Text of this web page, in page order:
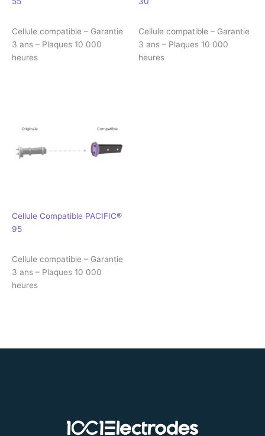
Cellule compatible – Garantie
3 ans – Plaques 10 000
heures
Cellule compatible – Garantie
3 ans – Plaques 10 000
heures
Cellule Compatible PACIFIC®
95
Cellule compatible – Garantie
3 ans – Plaques 10 000
heures